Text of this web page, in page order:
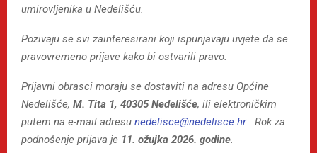
umirovljenika u Nedelišću.
Pozivaju se svi zainteresirani koji ispunjavaju uvjete da se
pravovremeno prijave kako bi ostvarili pravo.
Prijavni obrasci moraju se dostaviti na adresu Općine
Nedelišće, M. Tita 1, 40305 Nedelišće, ili elektroničkim
putem na e-mail adresu nedelisce@nedelisce.hr. Rok za
podnošenje prijava je 11. ožujka 2026. godine.